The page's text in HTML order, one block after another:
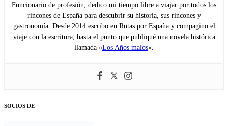
Funcionario de profesión, dedico mi tiempo libre a viajar por todos los
rincones de España para descubrir su historia, sus rincones y
gastronomía. Desde 2014 escribo en Rutas por España y compagino el
viaje con la escritura, hasta el punto que publiqué una novela histórica
llamada «Los Años malos«.
SOCIOS DE